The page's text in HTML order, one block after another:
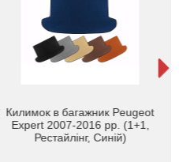
Килимок в багажник Peugeot
Expert 2007-2016 рр. (1+1,
Рестайлінг, Синій)